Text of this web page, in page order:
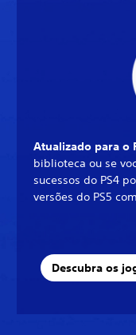
Atualizado para o
biblioteca ou se
sucessos do PS4
versões do PS5
Descubra os